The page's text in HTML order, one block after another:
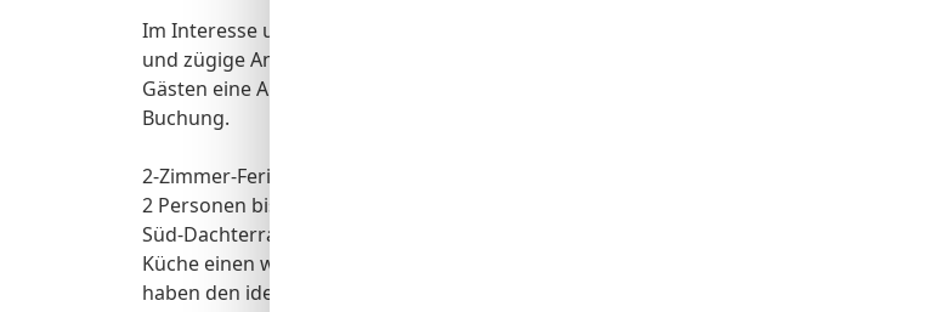
Im Interesse unsere Gäste freuen wir uns wenn Sie auch in der Hauptreisezeit eine
und zügige Anreise zu Ihrem Urlaubsdomizil haben. Aus diesem Grunde empfehlen wir
Gästen eine An- und Abreise jeweils von Sonntag bis Freitag und freuen uns auf eine
Buchung.
2-Zimmer-Ferienwohnungen im Penthouse (2.OG, Wohnung 13 + 14) mit gehobener
2 Personen bis 4 Personen (ca. 62 m²) mit Wohn- und Esszimmer, Schlafzimmer, Küche,
Süd-Dachterrassen. Balkontüren zu den 2 Dachterrassen gewähren vom Wohnzimmer
Küche einen wunderbare Panoramablicke über die Insel und das Achterwasser. Beide
haben den identischen Grundriss, nur gespiegelt.